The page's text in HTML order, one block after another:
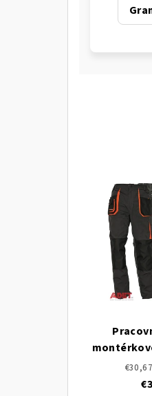
pása